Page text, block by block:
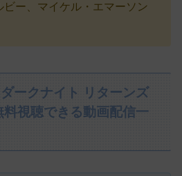
ー、マイケル・エマーソン
ークナイト リターンズ
視聴できる動画配信一